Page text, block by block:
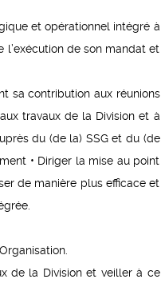
et opérationnel intégré à
de son mandat et
sa contribution aux réunions
travaux de la Division et à
du (de la) SSG et du (de
• Diriger la mise au point
de manière plus efficace et
de la Division et veiller à ce